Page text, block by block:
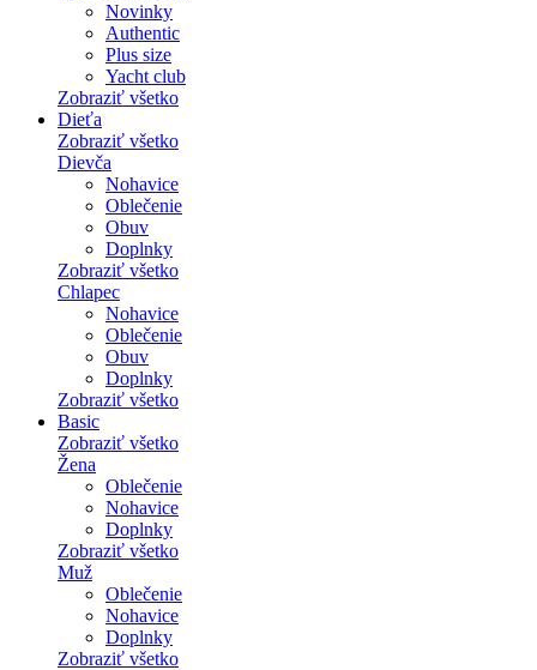
Novinky
Authentic
Plus size
Yacht club
Zobraziť všetko
Dieťa
Zobraziť všetko
Dievča
Nohavice
Oblečenie
Obuv
Doplnky
Zobraziť všetko
Chlapec
Nohavice
Oblečenie
Obuv
Doplnky
Zobraziť všetko
Basic
Zobraziť všetko
Žena
Oblečenie
Nohavice
Doplnky
Zobraziť všetko
Muž
Oblečenie
Nohavice
Doplnky
Zobraziť všetko